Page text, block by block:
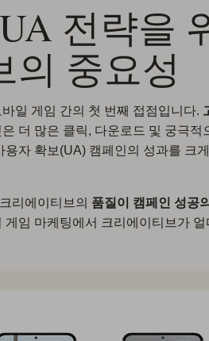
전략을
의 중요성
일 게임 간의 첫 번째 접점입니다.
더 많은 클릭, 다운로드 및 궁극적
자 확보(UA) 캠페인의 성과를 크
리에이티브의 품질이 캠페인 성공
게임 마케팅에서 크리에이티브가